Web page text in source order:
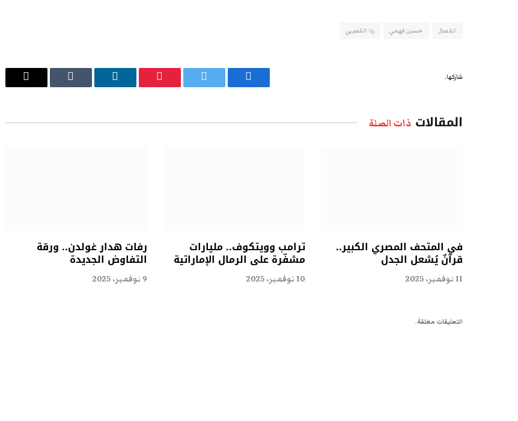
انفصال حسين فهمي رنا القصيبي
شاركها.
فيسبوك تويتر بينتيريست لينكدإن Tumblr
البريد
المقالات ذات الصلة
في المتحف المصري الكبير..
قرآنٌ يُشعل الجدل
11 نوفمبر، 2025
ترامب وويتكوف.. مليارات
مشفّرة على الرمال الإماراتية
10 نوفمبر، 2025
رفات هدار غولدن.. ورقة
التفاوض الجديدة
9 نوفمبر، 2025
التعليقات مغلقة.